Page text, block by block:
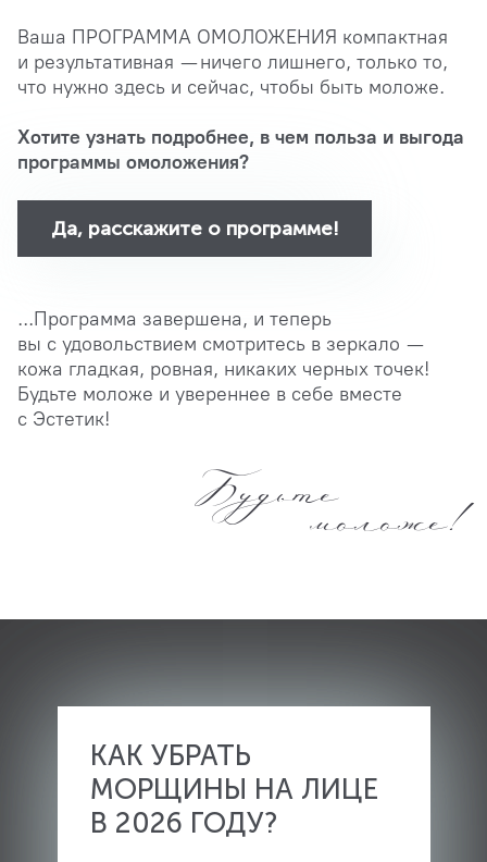
Ваша ПРОГРАММА ОМОЛОЖЕНИЯ компактная
и результативная — ничего лишнего, только то,
что нужно здесь и сейчас, чтобы быть моложе.
Хотите узнать подробнее, в чем польза и выгода
программы омоложения?
Да, расскажите о программе!
...Программа завершена, и теперь
вы с удовольствием смотритесь в зеркало —
кожа гладкая, ровная, никаких черных точек!
Будьте моложе и увереннее в себе вместе
с Эстетик!
Будьтемоложе!
КАК УБРАТЬ
МОРЩИНЫ НА ЛИЦЕ
В 2026 ГОДУ?